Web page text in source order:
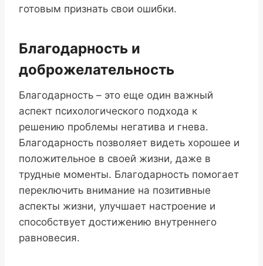
готовым признать свои ошибки.
Благодарность и
доброжелательность
Благодарность – это еще один важный
аспект психологического подхода к
решению проблемы негатива и гнева.
Благодарность позволяет видеть хорошее и
положительное в своей жизни, даже в
трудные моменты. Благодарность помогает
переключить внимание на позитивные
аспекты жизни, улучшает настроение и
способствует достижению внутреннего
равновесия.